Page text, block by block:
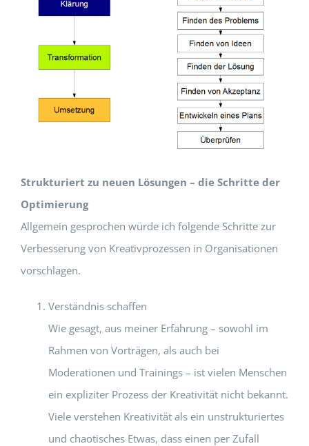
Strukturiert zu neuen Lösungen – die Schritte der
Optimierung
Allgemein gesprochen würde ich folgende Schritte zur
Verbesserung von Kreativprozessen in Organisationen
vorschlagen.
Verständnis schaffen
Wie gesagt, aus meiner Erfahrung – sowohl im
Rahmen von Vorträgen, als auch bei
Moderationen und Trainings – ist vielen Menschen
ein expliziter Prozess der Kreativität nicht bekannt.
Viele verstehen Kreativität als ein unstrukturiertes
und chaotisches Etwas, dass einen per Zufall